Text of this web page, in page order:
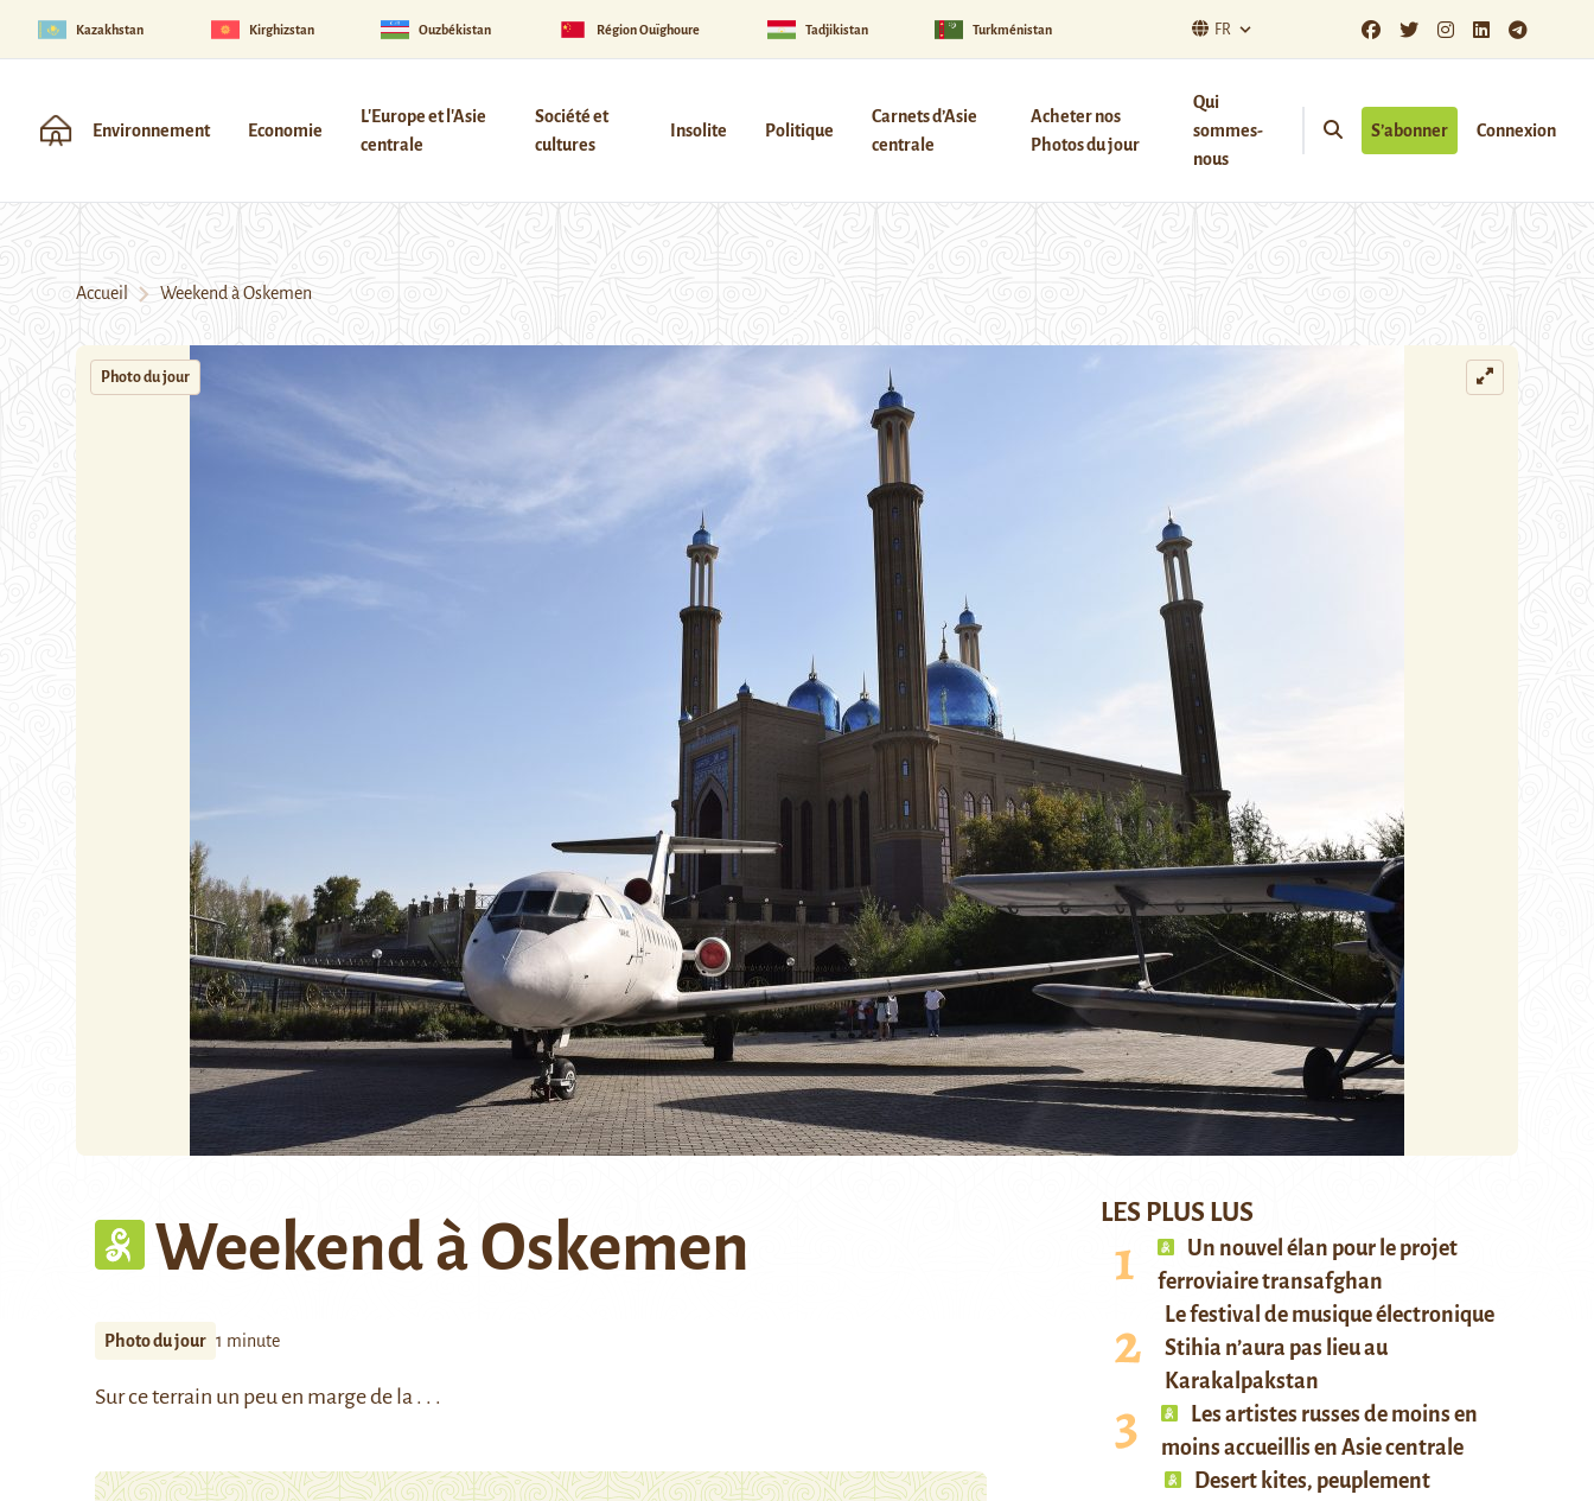
Kazakhstan Kirghizstan Ouzbékistan Région Ouïghoure Tadjikistan Turkménistan FR
Environnement Economie
L'Europe et l'Asie
centrale
Société et
cultures
Insolite Politique
Carnets d’Asie
centrale
Acheter nos
Photos du jour
Qui
sommes-
nous
S’abonner Connexion
Accueil Weekend à Oskemen
Photo du jour
Weekend à Oskemen
Photo du jour 1 minute
Sur ce terrain un peu en marge de la . . .
LES PLUS LUS
Un nouvel élan pour le projet
ferroviaire transafghan
Le festival de musique électronique
Stihia n’aura pas lieu au
Karakalpakstan
Les artistes russes de moins en
moins accueillis en Asie centrale
Desert kites, peuplement